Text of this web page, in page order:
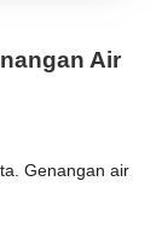
Air
Genangan air